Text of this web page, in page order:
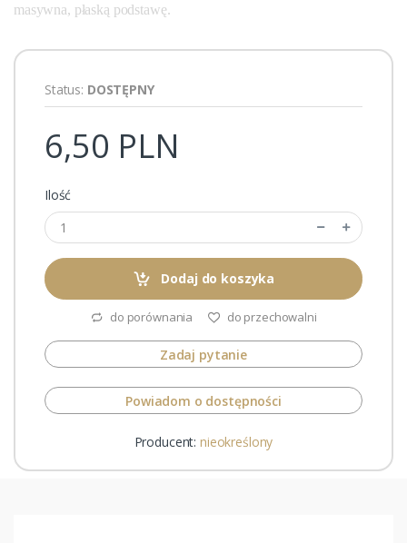
masywna, płaską podstawę.
Status: DOSTĘPNY
6,50 PLN
Ilość
Dodaj do koszyka
do porównania do przechowalni
Zadaj pytanie
Powiadom o dostępności
Producent:nieokreślony